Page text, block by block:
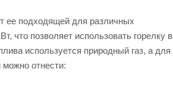
ее подходящей для различных
что позволяет использовать горелку в
используется природный газ, а для
можно отнести: